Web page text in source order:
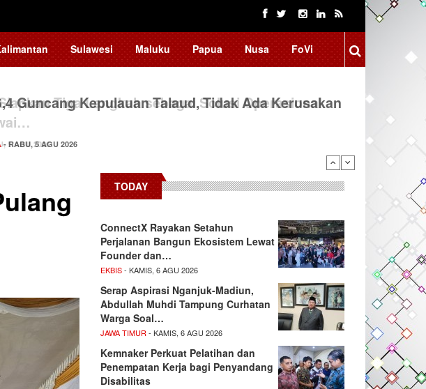
Sulawesi Maluku Papua Nusa FoVi
Guncang Kepulauan Talaud, Tidak Ada Kerusakan
- RABU, 5 AGU 2026
TODAY
ConnectX Rayakan Setahun
Perjalanan Bangun Ekosistem Lewat
Founder dan…
EKBIS- KAMIS, 6 AGU 2026
Serap Aspirasi Nganjuk-Madiun,
Abdullah Muhdi Tampung Curhatan
Warga Soal…
JAWA TIMUR - KAMIS, 6 AGU 2026
Kemnaker Perkuat Pelatihan dan
Penempatan Kerja bagi Penyandang
Disabilitas